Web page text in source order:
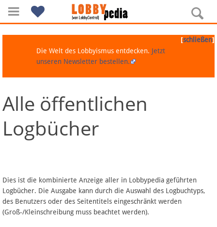
Navigation
Über Lobbypedia
Artikel nach Kategorien
FAQ
[schließen]
Die Welt des Lobbyismus entdecken. Jetzt
unseren Newsletter bestellen.
Alle öffentlichen
Logbücher
Dies ist die kombinierte Anzeige aller in Lobbypedia geführten
Logbücher. Die Ausgabe kann durch die Auswahl des Logbuchtyps,
des Benutzers oder des Seitentitels eingeschränkt werden
(Groß-/Kleinschreibung muss beachtet werden).